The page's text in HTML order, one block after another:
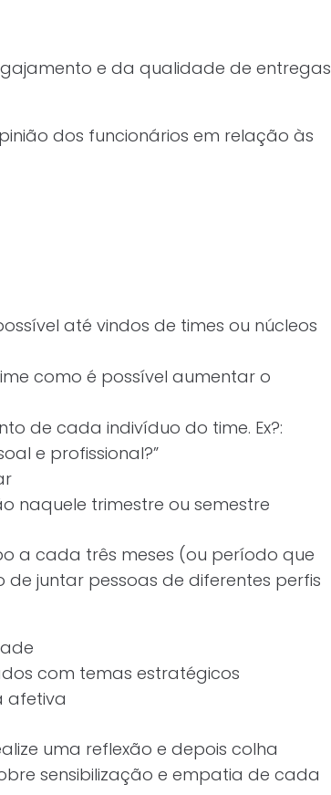
e da qualidade de entregas
dos funcionários em relação às
até vindos de times ou núcleos
como é possível aumentar o
de cada indivíduo do time. Ex?:
e profissional?”
naquele trimestre ou semestre
a cada três meses (ou período que
juntar pessoas de diferentes perfis
com temas estratégicos
afetiva
uma reflexão e depois colha
sensibilização e empatia de cada